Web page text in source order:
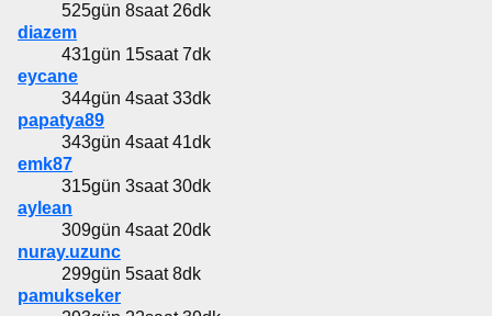
525gün 8saat 26dk
diazem
431gün 15saat 7dk
eycane
344gün 4saat 33dk
papatya89
343gün 4saat 41dk
emk87
315gün 3saat 30dk
aylean
309gün 4saat 20dk
nuray.uzunc
299gün 5saat 8dk
pamukseker